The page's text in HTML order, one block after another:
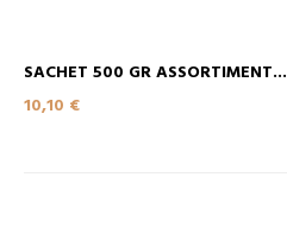
SACHET 500 GR ASSORTIMENT...
Prix
10,10 €